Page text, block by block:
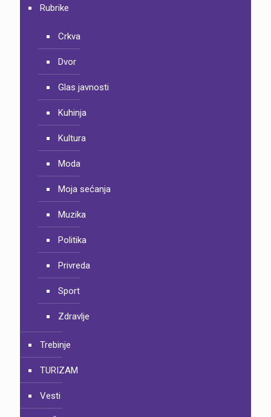
Rubrike
Crkva
Dvor
Glas javnosti
Kuhinja
Kultura
Moda
Moja sećanja
Muzika
Politika
Privreda
Sport
Zdravlje
Trebinje
TURIZAM
Vesti